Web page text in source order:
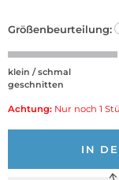
Größenbeurteilung:
klein / schmal
geschnitten
Achtung: Nur noch 1
IN